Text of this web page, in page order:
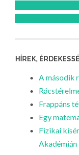
HÍREK,
A második
Frappáns
Egy
Fizikai
Akadémián